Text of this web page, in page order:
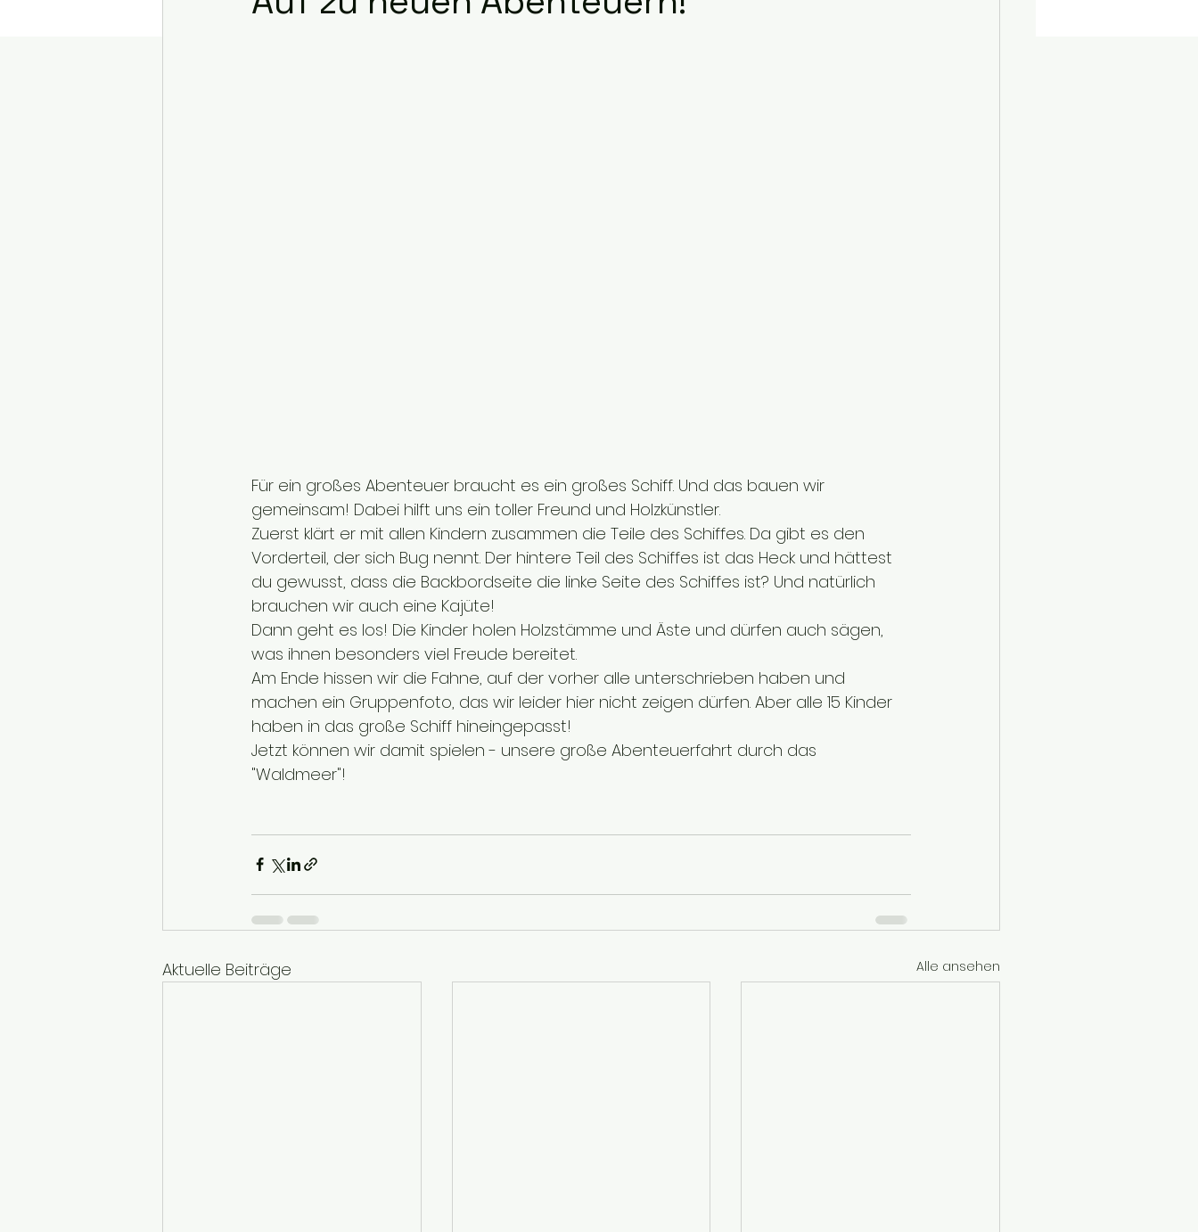
Für ein großes Abenteuer braucht es ein großes Schiff. Und das bauen wir
gemeinsam! Dabei hilft uns ein toller Freund und Holzkünstler.
Zuerst klärt er mit allen Kindern zusammen die Teile des Schiffes. Da gibt es den
Vorderteil, der sich Bug nennt. Der hintere Teil des Schiffes ist das Heck und hättest
du gewusst, dass die Backbordseite die linke Seite des Schiffes ist? Und natürlich
brauchen wir auch eine Kajüte!
Dann geht es los! Die Kinder holen Holzstämme und Äste und dürfen auch sägen,
was ihnen besonders viel Freude bereitet.
Am Ende hissen wir die Fahne, auf der vorher alle unterschrieben haben und
machen ein Gruppenfoto, das wir leider hier nicht zeigen dürfen. Aber alle 15 Kinder
haben in das große Schiff hineingepasst!
Jetzt können wir damit spielen - unsere große Abenteuerfahrt durch das
"Waldmeer"!
Aktuelle Beiträge Alle ansehen